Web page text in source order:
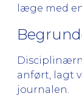
læge med
anført, lagt
journalen.